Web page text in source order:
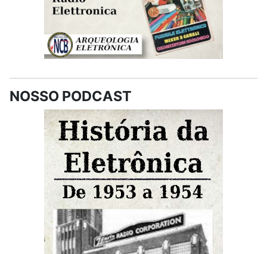
NOSSO PODCAST